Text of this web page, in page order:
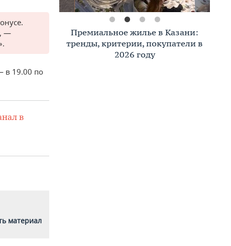
—
в 19.00 по
в
материал
Премиальное жилье в Казани:
тренды, критерии, покупатели в
2026 году